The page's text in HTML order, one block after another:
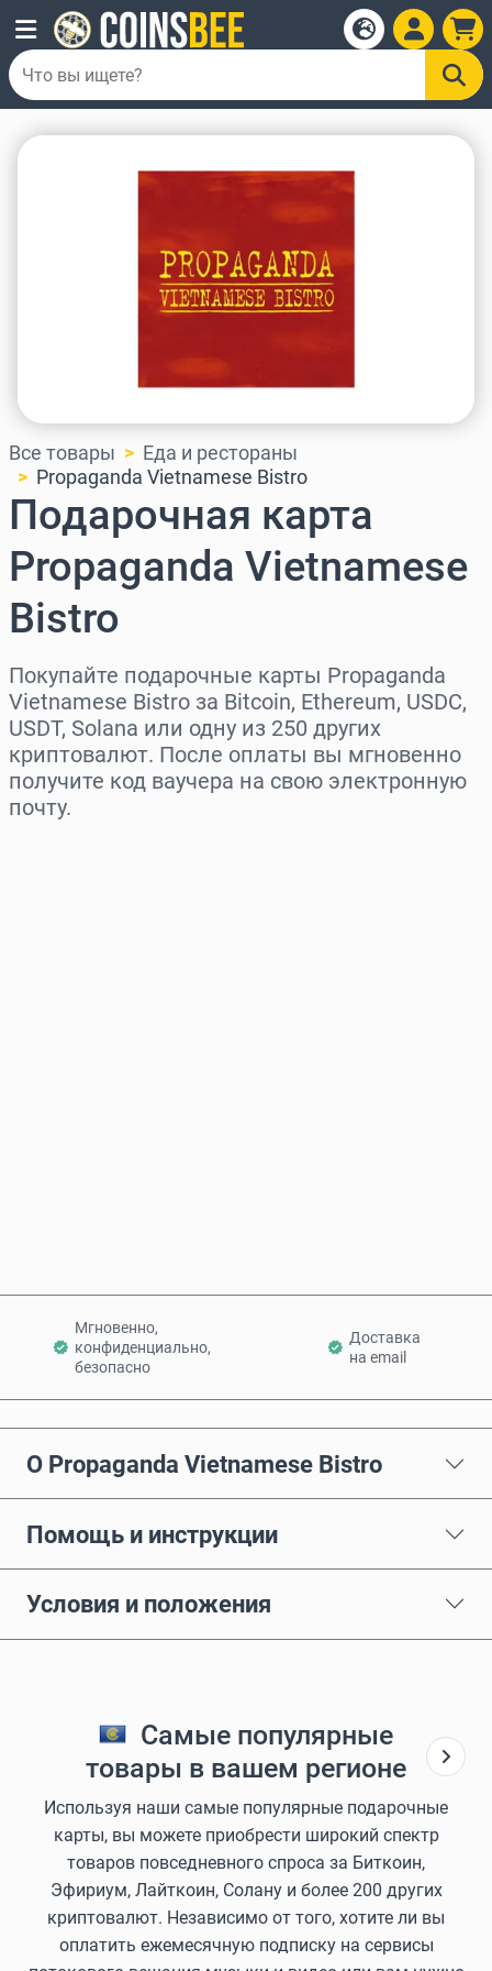
Все товары
Еда и рестораны
Propaganda Vietnamese Bistro
Подарочная карта
Propaganda Vietnamese
Bistro
Покупайте подарочные карты Propaganda
Vietnamese Bistro за Bitcoin, Ethereum, USDC,
USDT, Solana или одну из 250 других
криптовалют. После оплаты вы мгновенно
получите код ваучера на свою электронную
почту.
Мгновенно,
конфиденциально,
безопасно
Доставка
на email
О Propaganda Vietnamese Bistro
Помощь и инструкции
Условия и положения
Самые популярные
товары в вашем регионе
Используя наши самые популярные подарочные
карты, вы можете приобрести широкий спектр
товаров повседневного спроса за Биткоин,
Эфириум, Лайткоин, Солану и более 200 других
криптовалют. Независимо от того, хотите ли вы
оплатить ежемесячную подписку на сервисы